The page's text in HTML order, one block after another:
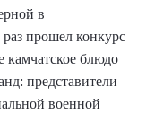
в
прошел конкурс
блюдо
представители
военной